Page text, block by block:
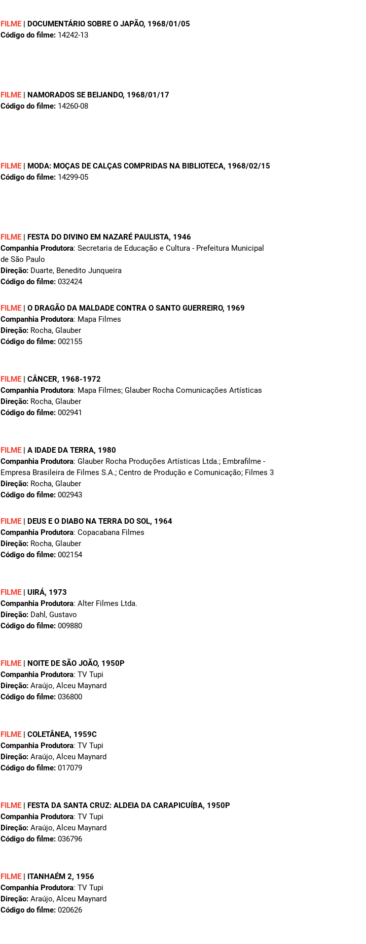
FILME | DOCUMENTÁRIO SOBRE O JAPÃO, 1968/01/05
Código do filme: 14242-13
FILME | NAMORADOS SE BEIJANDO, 1968/01/17
Código do filme: 14260-08
FILME | MODA: MOÇAS DE CALÇAS COMPRIDAS NA BIBLIOTECA, 1968/02/15
Código do filme: 14299-05
FILME | FESTA DO DIVINO EM NAZARÉ PAULISTA, 1946
Companhia Produtora: Secretaria de Educação e Cultura - Prefeitura Municipal
de São Paulo
Direção: Duarte, Benedito Junqueira
Código do filme: 032424
FILME | O DRAGÃO DA MALDADE CONTRA O SANTO GUERREIRO, 1969
Companhia Produtora: Mapa Filmes
Direção: Rocha, Glauber
Código do filme: 002155
FILME | CÂNCER, 1968-1972
Companhia Produtora: Mapa Filmes; Glauber Rocha Comunicações Artísticas
Direção: Rocha, Glauber
Código do filme: 002941
FILME | A IDADE DA TERRA, 1980
Companhia Produtora: Glauber Rocha Produções Artísticas Ltda.; Embrafilme -
Empresa Brasileira de Filmes S.A.; Centro de Produção e Comunicação; Filmes 3
Direção: Rocha, Glauber
Código do filme: 002943
FILME | DEUS E O DIABO NA TERRA DO SOL, 1964
Companhia Produtora: Copacabana Filmes
Direção: Rocha, Glauber
Código do filme: 002154
FILME | UIRÁ, 1973
Companhia Produtora: Alter Filmes Ltda.
Direção: Dahl, Gustavo
Código do filme: 009880
FILME | NOITE DE SÃO JOÃO, 1950P
Companhia Produtora: TV Tupi
Direção: Araújo, Alceu Maynard
Código do filme: 036800
FILME | COLETÂNEA, 1959C
Companhia Produtora: TV Tupi
Direção: Araújo, Alceu Maynard
Código do filme: 017079
FILME | FESTA DA SANTA CRUZ: ALDEIA DA CARAPICUÍBA, 1950P
Companhia Produtora: TV Tupi
Direção: Araújo, Alceu Maynard
Código do filme: 036796
FILME | ITANHAÉM 2, 1956
Companhia Produtora: TV Tupi
Direção: Araújo, Alceu Maynard
Código do filme: 020626